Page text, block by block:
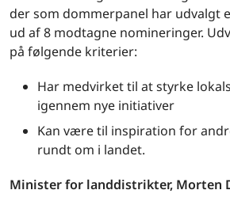
der som dommerpanel har udvalgt
ud af 8 modtagne nomineringer.
på følgende kriterier:
Har medvirket til at styrke
igennem nye initiativer
Kan være til inspiration for
rundt om i landet.
Minister for landdistrikter, Morten